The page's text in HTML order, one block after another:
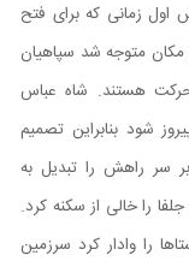
اول زمانی که برای فتح
متوجه شد سپاهیان
حرکت هستند. شاه عباس
شود بنابراین تصمیم
سر راهش را تبدیل به
را خالی از سکنه کرد.
را وادار کرد سرزمین